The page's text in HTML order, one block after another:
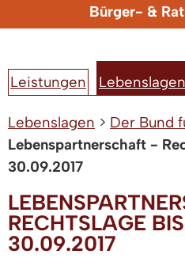
Bürger- &
Leistungen Lebenslagen
Lebenslagen > Der Bund
Lebenspartnerschaft -
30.09.2017
RECHTSLAGE
30.09.2017